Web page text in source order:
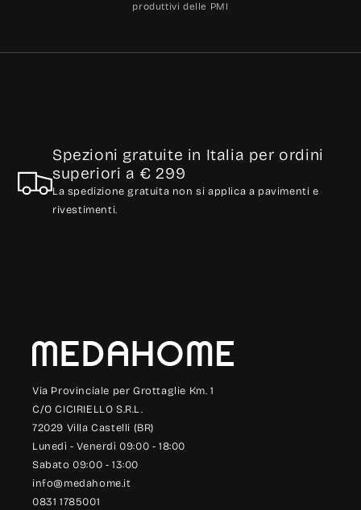
produttivi delle PMI
Spezioni gratuite in Italia per ordini
superiori a € 299
La spedizione gratuita non si applica a pavimenti e
rivestimenti.
Via Provinciale per Grottaglie Km. 1
C/O CICIRIELLO S.R.L.
72029 Villa Castelli (BR)
Lunedì - Venerdì 09:00 - 18:00
Sabato 09:00 - 13:00
info@medahome.it
0831 1785001